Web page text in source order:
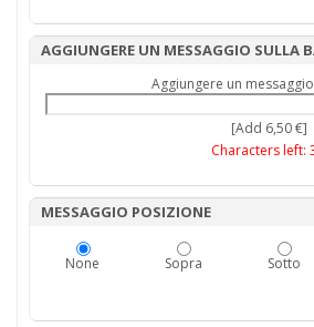
AGGIUNGERE UN MESSAGGIO SULLA
Aggiungere un
[Add 6,50 €]
Characters left:
MESSAGGIO POSIZIONE
None Sopra Sotto